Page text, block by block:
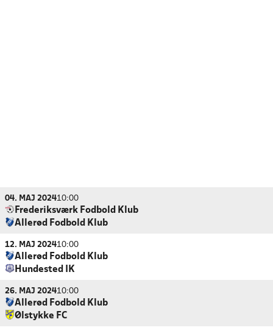
04. MAJ 202410:00
Frederiksværk Fodbold Klub
Allerød Fodbold Klub
12. MAJ 202410:00
Allerød Fodbold Klub
Hundested IK
26. MAJ 202410:00
Allerød Fodbold Klub
Ølstykke FC